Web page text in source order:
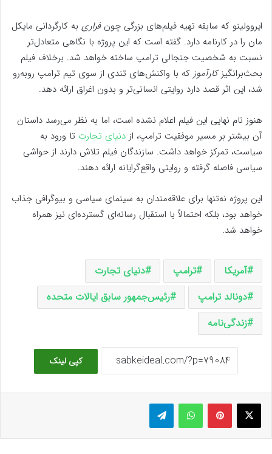
ایروولینو که سابقه تهیه فیلم‌های بزرگی چونفراری به کارگردانی مایکل
مان را در کارنامه دارد. گفته است که این پروژه با نگاهی متعادل‌تر
نسبت به شخصیت جنجالی ترامپ ساخته خواهد شد. برخلاف فیلم
بحث‌برانگیزکارآموز که با واکنش‌های تندی از سوی تیم ترامپ روبه‌رو
شد، این اثر قصد دارد روایتی انسانی‌تر و بدون اغراق ارائه دهد.
هنوز نام نهایی این فیلم اعلام نشده است، اما به نظر می‌رسد داستان
آن بیشتر بر مسیر موفقیت ترامپ، از دنیای تجارت تا ورود به
سیاست، تمرکز خواهد داشت. سازندگان فیلم تلاش دارند از حواشی
سیاسی فاصله گرفته و روایتی واقع‌گرایانه ارائه دهند.
این پروژه نه‌تنها برای علاقه‌مندان به سینمای سیاسی و بیوگرافی جذاب
خواهد بود، بلکه احتمالاً با استقبال رسانه‌ای گسترده‌ای نیز همراه
خواهد شد.
آمریکا ترامپ
دنیای تجارت
دونالد ترامپ
رئیس‌جمهور سابق ایالات متحده
زندگی‌نامه‌
کپی لینک
ایکس پینتریستواتس آپ تلگرام